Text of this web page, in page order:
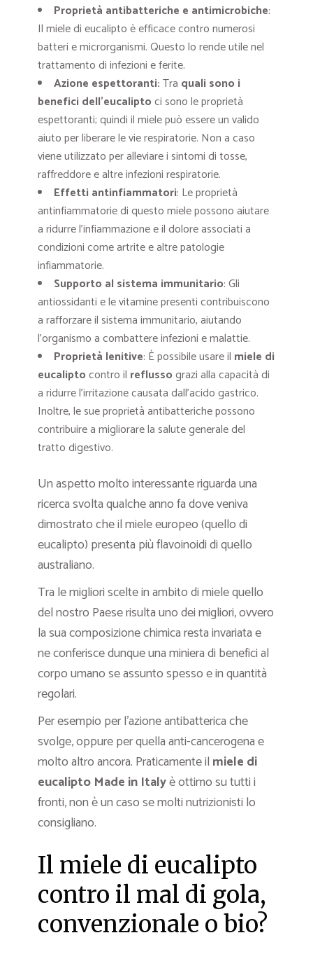
Proprietà antibatteriche e antimicrobiche:
Il miele di eucalipto è efficace contro numerosi
batteri e microrganismi. Questo lo rende utile nel
trattamento di infezioni e ferite.
Azione espettoranti:Tra quali sono i
benefici dell’eucaliptoci sono le proprietà
espettoranti; quindi il miele può essere un valido
aiuto per liberare le vie respiratorie. Non a caso
viene utilizzato per alleviare i sintomi di tosse,
raffreddore e altre infezioni respiratorie.
Effetti antinfiammatori: Le proprietà
antinfiammatorie di questo miele possono aiutare
a ridurre l’infiammazione e il dolore associati a
condizioni come artrite e altre patologie
infiammatorie.
Supporto al sistema immunitario: Gli
antiossidanti e le vitamine presenti contribuiscono
a rafforzare il sistema immunitario, aiutando
l’organismo a combattere infezioni e malattie.
Proprietà lenitive: È possibile usare il miele di
eucaliptocontro il reflussograzi alla capacità di
a ridurre l’irritazione causata dall’acido gastrico.
Inoltre, le sue proprietà antibatteriche possono
contribuire a migliorare la salute generale del
tratto digestivo.
Un aspetto molto interessante riguarda una
ricerca svolta qualche anno fa dove veniva
dimostrato che il miele europeo (quello di
eucalipto) presenta più flavoinoidi di quello
australiano.
Tra le migliori scelte in ambito di miele quello
del nostro Paese risulta uno dei migliori, ovvero
la sua composizione chimica resta invariata e
ne conferisce dunque una miniera di benefici al
corpo umano se assunto spesso e in quantità
regolari.
Per esempio per l’azione antibatterica che
svolge, oppure per quella anti-cancerogena e
molto altro ancora. Praticamente il miele di
eucalipto Made in Italyè ottimo su tutti i
fronti, non è un caso se molti nutrizionisti lo
consigliano.
Il miele di eucalipto
contro il mal di gola,
convenzionale o bio?